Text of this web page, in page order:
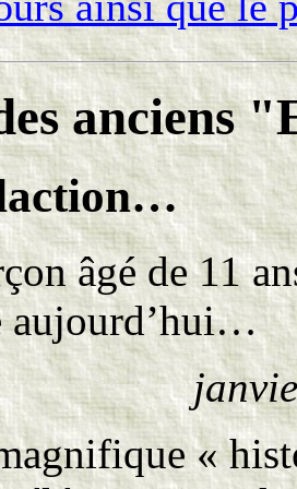
anciens
âgé de 11
aujourd’hui…
«